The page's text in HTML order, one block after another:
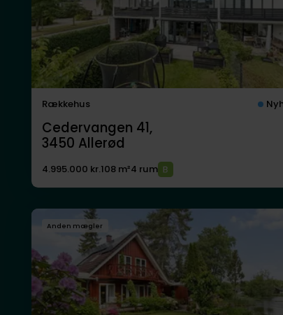
Rækkehus
Cedervangen 41,
3450 Allerød
4.995.000 kr.108 m²4 rum
Anden mægler